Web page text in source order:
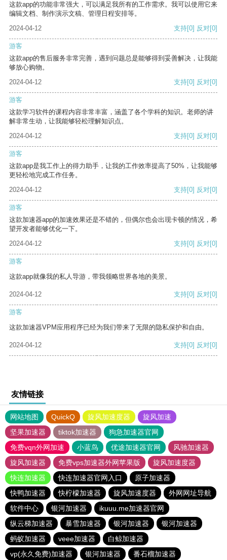
这款app的功能非常强大，可以满足我所有的工作需求。我可以使用它来
编辑文档、制作演示文稿、管理日程安排等。
2024-04-12
支持[0] 反对[0]
游客
这款app的售后服务非常完善，遇到问题总是能够得到妥善解决，让我能
够放心购物。
2024-04-12
支持[0] 反对[0]
游客
这款学习软件的课程内容非常丰富，涵盖了各个学科的知识。老师的讲
解非常生动，让我能够轻松理解知识点。
2024-04-12
支持[0] 反对[0]
游客
这款app是我工作上的得力助手，让我的工作效率提高了50%，让我能够
更轻松地完成工作任务。
2024-04-12
支持[0] 反对[0]
游客
这款加速器app的加速效果还是不错的，但偶尔也会出现卡顿的情况，希
望开发者能够优化一下。
2024-04-12
支持[0] 反对[0]
游客
这款app就像我的私人导游，带我领略世界各地的美景。
2024-04-12 支持[0] 反对[0]
游客
这款加速器VPM应用程序已经为我们带来了无限的隐私保护和自由。
2024-04-12 支持[0] 反对[0]
友情链接
网站地图 QuickQ 旋风加速度器
旋风加速
坚果加速器
tiktok加速器
狗急加速器官网
免费vqn外网加速
小蓝鸟 优途加速器官网
风驰加速器
旋风加速器
免费vps加速器外网苹果版
旋风加速度器
快连加速器
快连加速器官网入口
原子加速器
快鸭加速器
快柠檬加速器 旋风加速度器
外网网址导航
软件中心
银河加速器
ikuuu.me加速器官网
纵云梯加速器
暴雪加速器 银河加速器
银河加速器
蚂蚁加速器
veee加速器
白鲸加速器
vp(永久免费)加速器
银河加速器 番石榴加速器